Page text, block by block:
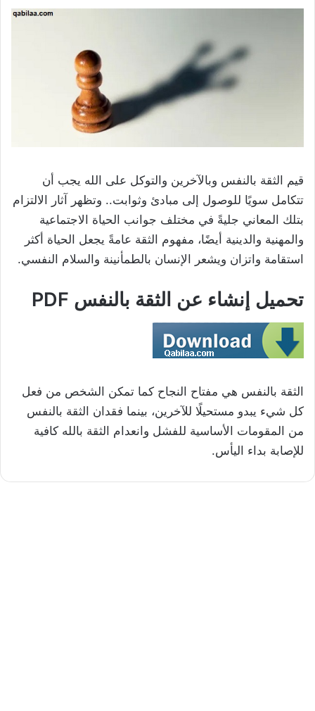
قيم الثقة بالنفس وبالآخرين والتوكل على الله يجب أن
تتكامل سويًا للوصول إلى مبادئ وثوابت.. وتظهر آثار الالتزام
بتلك المعاني جليةً في مختلف جوانب الحياة الاجتماعية
والمهنية والدينية أيضًا، مفهوم الثقة عامةً يجعل الحياة أكثر
استقامة واتزان ويشعر الإنسان بالطمأنينة والسلام النفسي.
تحميل إنشاء عن الثقة بالنفس PDF
الثقة بالنفس هي مفتاح النجاح كما تمكن الشخص من فعل
كل شيء يبدو مستحيلًا للآخرين، بينما فقدان الثقة بالنفس
من المقومات الأساسية للفشل وانعدام الثقة بالله كافية
للإصابة بداء اليأس.